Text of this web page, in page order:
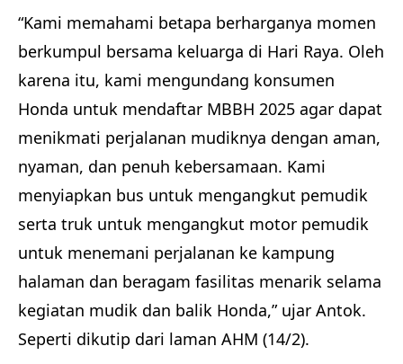
“Kami memahami betapa berharganya momen
berkumpul bersama keluarga di Hari Raya. Oleh
karena itu, kami mengundang konsumen
Honda untuk mendaftar MBBH 2025 agar dapat
menikmati perjalanan mudiknya dengan aman,
nyaman, dan penuh kebersamaan. Kami
menyiapkan bus untuk mengangkut pemudik
serta truk untuk mengangkut motor pemudik
untuk menemani perjalanan ke kampung
halaman dan beragam fasilitas menarik selama
kegiatan mudik dan balik Honda,” ujar Antok.
Seperti dikutip dari laman AHM (14/2).